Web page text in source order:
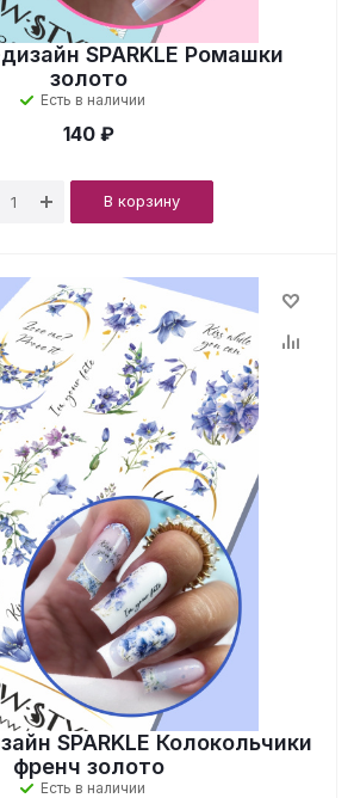
SPARKLE Ромашки
золото
Есть в наличии
140 ₽
В корзину
SPARKLE Колокольчики
френч золото
Есть в наличии